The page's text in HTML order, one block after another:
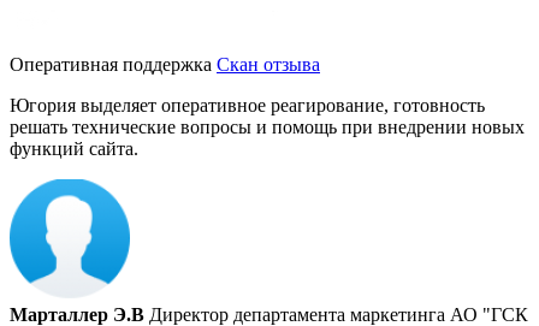
Оперативная поддержка Скан отзыва
Югория выделяет оперативное реагирование, готовность
решать технические вопросы и помощь при внедрении новых
функций сайта.
Марталлер Э.В Директор департамента маркетинга АО "ГСК